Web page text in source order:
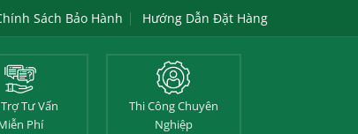
Sách Bảo Hành Hướng Dẫn Đặt Hàng
Tư Vấn
Phí
Thi Công Chuyên
Nghiệp